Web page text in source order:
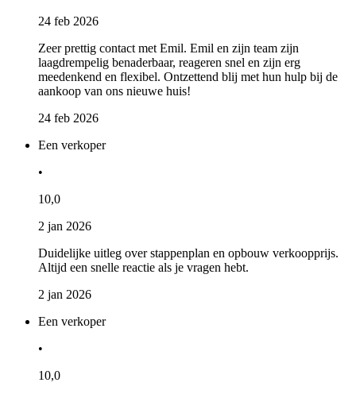
24 feb 2026
Zeer prettig contact met Emil. Emil en zijn team zijn
laagdrempelig benaderbaar, reageren snel en zijn erg
meedenkend en flexibel. Ontzettend blij met hun hulp bij de
aankoop van ons nieuwe huis!
24 feb 2026
Een verkoper
•
10,0
2 jan 2026
Duidelijke uitleg over stappenplan en opbouw verkoopprijs.
Altijd een snelle reactie als je vragen hebt.
2 jan 2026
Een verkoper
•
10,0